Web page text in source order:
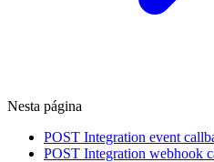
Nesta página
POST Integration event
POST Integration webhook